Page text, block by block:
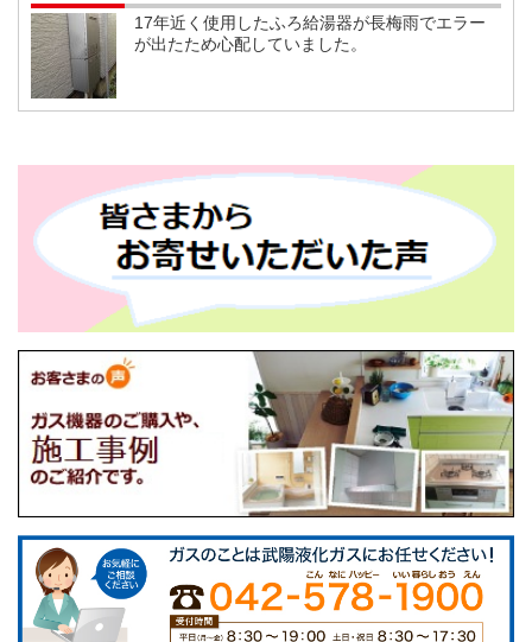
17年近く使用したふろ給湯器が長梅雨でエラー
が出たため心配していました。